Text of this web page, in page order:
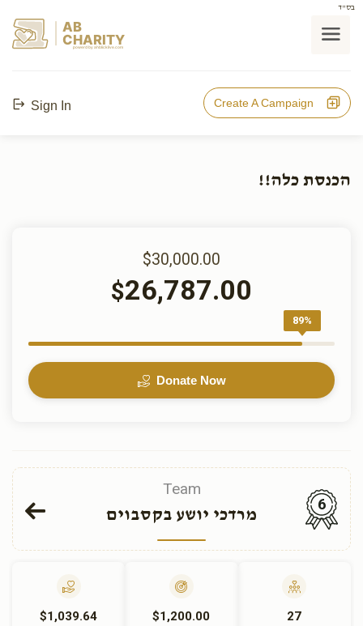
בס"ד
AB
CHARITY
powerd by ahblicklive.com
Sign In Create A Campaign
הכנסת כלה!!
$30,000.00
$26,787.00
89%
Donate Now
Team
מרדכי יושע בקסבוים
6
$1,039.64 $1,200.00 27